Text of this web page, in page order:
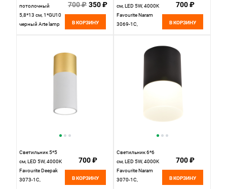
потолочный
5,8*13 см, 1*GU10
черный Arte lamp
700 ₽ 350 ₽
В КОРЗИНУ
см, LED 5W, 4000K
Favourite Naram
3069-1C,
каркас белого
белого акрила
700 ₽
В КОРЗИНУ
Светильник 5*5
см, LED 5W, 4000K
Favourite Deepak
3073-1C,
700 ₽
В КОРЗИНУ
Светильник 6*6
см, LED 5W, 4000K
Favourite Naram
3070-1C,
700 ₽
В КОРЗИНУ